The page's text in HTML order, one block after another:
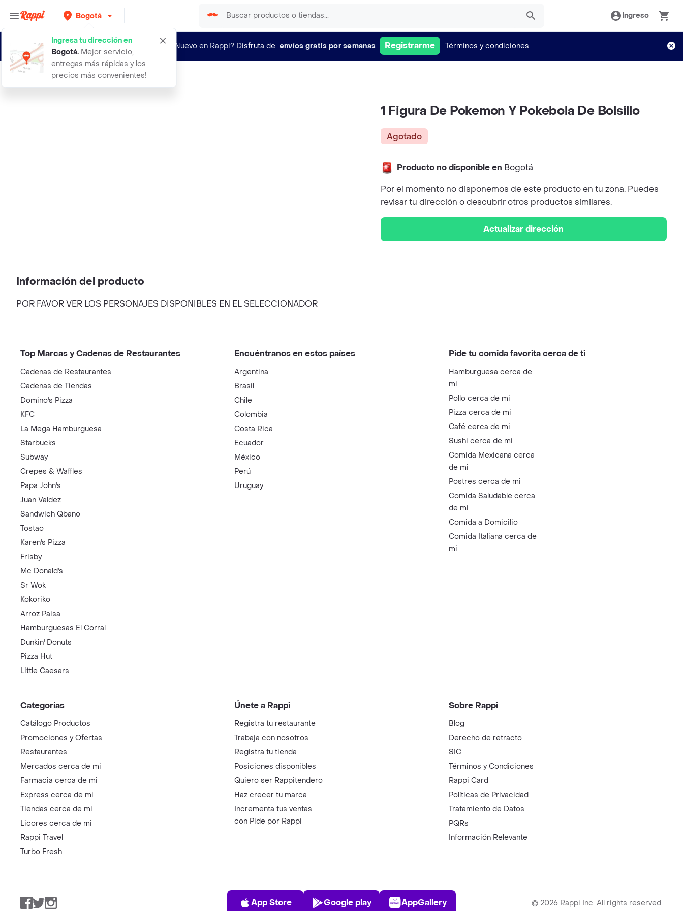
Bogotá
Ingresa tu dirección en
Bogotá. Mejor servicio,
entregas más rápidas y los
precios más convenientes!
Ingreso
¿Nuevo en Rappi? Disfruta de envíos gratis por semanas Registrarme Términos y condiciones
1 figura de pokemon y pokebola de b
1 Figura De Pokemon Y Pokebola De Bolsillo
Agotado
Producto no disponible en Bogotá
Por el momento no disponemos de este producto en tu zona. Puedes
revisar tu dirección o descubrir otros productos similares.
Actualizar dirección
Información del producto
POR FAVOR VER LOS PERSONAJES DISPONIBLES EN EL SELECCIONADOR
Top Marcas y Cadenas de Restaurantes
Cadenas de Restaurantes
Cadenas de Tiendas
Domino's Pizza
KFC
La Mega Hamburguesa
Starbucks
Subway
Crepes & Waffles
Papa John's
Juan Valdez
Sandwich Qbano
Tostao
Karen's Pizza
Frisby
Mc Donald's
Sr Wok
Kokoriko
Arroz Paisa
Hamburguesas El Corral
Dunkin' Donuts
Pizza Hut
Little Caesars
Encuéntranos en estos países
Argentina
Brasil
Chile
Colombia
Costa Rica
Ecuador
México
Perú
Uruguay
Pide tu comida favorita cerca de ti
Hamburguesa cerca de
mi
Pollo cerca de mi
Pizza cerca de mi
Café cerca de mi
Sushi cerca de mi
Comida Mexicana cerca
de mi
Postres cerca de mi
Comida Saludable cerca
de mi
Comida a Domicilio
Comida Italiana cerca de
mi
Categorías
Catálogo Productos
Promociones y Ofertas
Restaurantes
Mercados cerca de mi
Farmacia cerca de mi
Express cerca de mi
Tiendas cerca de mi
Licores cerca de mi
Rappi Travel
Turbo Fresh
Únete a Rappi
Registra tu restaurante
Trabaja con nosotros
Registra tu tienda
Posiciones disponibles
Quiero ser Rappitendero
Haz crecer tu marca
Incrementa tus ventas
con Pide por Rappi
Sobre Rappi
Blog
Derecho de retracto
SIC
Términos y Condiciones
Rappi Card
Políticas de Privacidad
Tratamiento de Datos
PQRs
Información Relevante
Facebook
TwitterInstagram
App Store
App Store
Play Store
Google play
AppGallery
AppGallery © 2026 Rappi Inc. All rights reserved.